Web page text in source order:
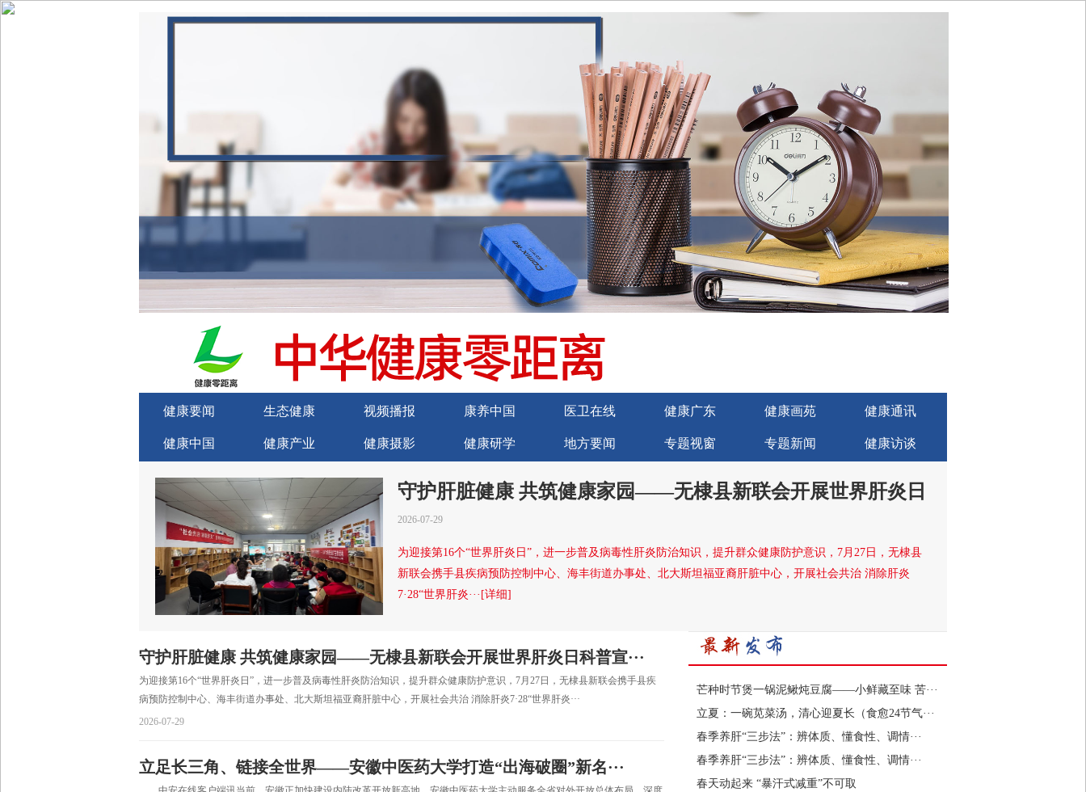
健康要闻 生态健康 视频播报 康养中国 医卫在线 健康广东 健康画苑 健康通讯
健康中国 健康产业 健康摄影 健康研学 地方要闻 专题视窗 专题新闻 健康访谈
关于我们 商务合作 商务合作
守护肝脏健康 共筑健康家园——无棣县新联会开展世界肝炎日
科普宣···
2026-07-29
为迎接第16个“世界肝炎日”，进一步普及病毒性肝炎防治知识，提升群众健康防护意识，7月27日，无棣县
新联会携手县疾病预防控制中心、海丰街道办事处、北大斯坦福亚裔肝脏中心，开展社会共治 消除肝炎
7·28“世界肝炎···[详细]
守护肝脏健康 共筑健康家园——无棣县新联会开展世界肝炎日科普宣···
为迎接第16个“世界肝炎日”，进一步普及病毒性肝炎防治知识，提升群众健康防护意识，7月27日，无棣县新联会携手县疾
病预防控制中心、海丰街道办事处、北大斯坦福亚裔肝脏中心，开展社会共治 消除肝炎7·28“世界肝炎···
2026-07-29
立足长三角、链接全世界——安徽中医药大学打造“出海破圈”新名···
芒种时节煲一锅泥鳅炖豆腐——小鲜藏至味 苦···
立夏：一碗苋菜汤，清心迎夏长（食愈24节气···
春季养肝“三步法”：辨体质、懂食性、调情···
春季养肝“三步法”：辨体质、懂食性、调情···
春天动起来 “暴汗式减重”不可取